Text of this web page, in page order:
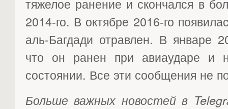
тяжелое ранение и скончался в
2014-го. В октябре 2016-го
аль-Багдади отравлен. В январе
что он ранен при авиаударе и
состоянии. Все эти сообщения не
Больше важных новостей в